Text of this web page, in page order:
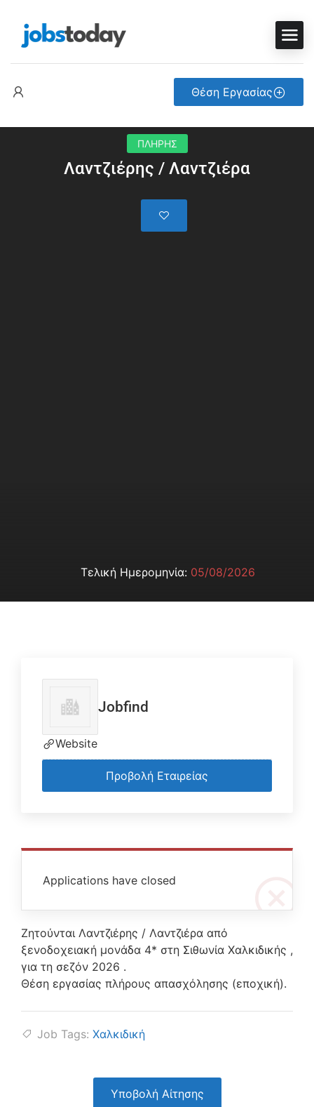
Θέση Εργασίας
ΠΛΗΡΗΣ
Λαντζιέρης / Λαντζιέρα
Τελική Ημερομηνία: 05/08/2026
Applications have closed
Ζητούνται Λαντζιέρης / Λαντζιέρα από
ξενοδοχειακή μονάδα 4* στη Σιθωνία Χαλκιδικής ,
για τη σεζόν 2026 .
Θέση εργασίας πλήρους απασχόλησης (εποχική).
Job Tags: Χαλκιδική
Υποβολή Αίτησης
Jobfind
Website
Προβολή Εταιρείας